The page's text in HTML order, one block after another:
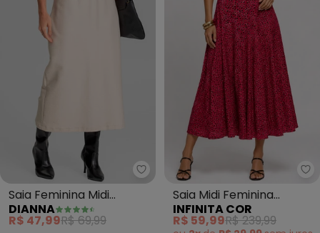
Dianna - Saia Feminina Midi
Saia Feminina Midi
Moletinho Texturizado
(Bege)
DIANNA
R$ 47,99R$ 69,99
Saia Midi Feminina
Molicotton Viscose
(Rosa)
INFINITA COR
R$ 59,99R$ 239,99